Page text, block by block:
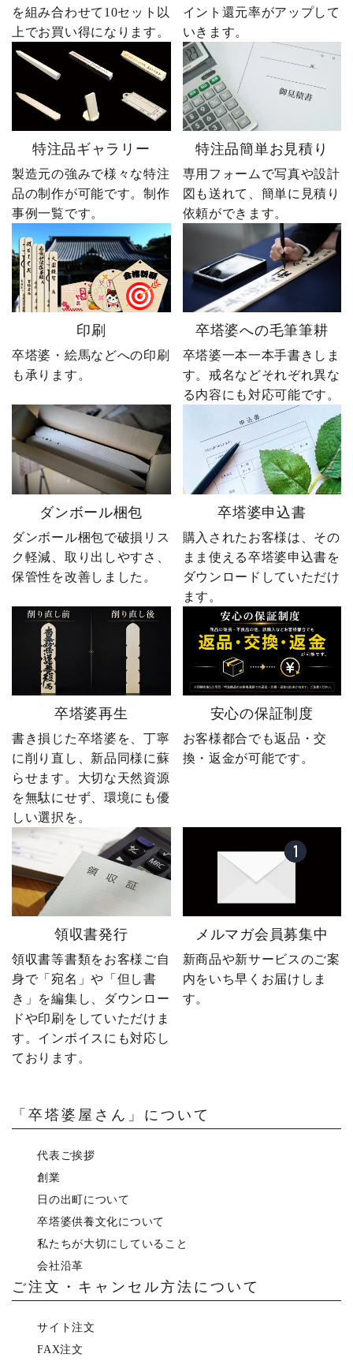
を組み合わせて10セット以
上でお買い得になります。
イント還元率がアップして
いきます。
特注品ギャラリー
製造元の強みで様々な特注
品の制作が可能です。制作
事例一覧です。
特注品簡単お見積り
専用フォームで写真や設計
図も送れて、簡単に見積り
依頼ができます。
印刷
卒塔婆・絵馬などへの印刷
も承ります。
卒塔婆への毛筆筆耕
卒塔婆一本一本手書きしま
す。戒名などそれぞれ異な
る内容にも対応可能です。
ダンボール梱包
ダンボール梱包で破損リス
ク軽減、取り出しやすさ、
保管性を改善しました。
卒塔婆申込書
購入されたお客様は、その
まま使える卒塔婆申込書を
ダウンロードしていただけ
ます。
卒塔婆再生
書き損じた卒塔婆を、丁寧
に削り直し、新品同様に蘇
らせます。大切な天然資源
を無駄にせず、環境にも優
しい選択を。
安心の保証制度
お客様都合でも返品・交
換・返金が可能です。
領収書発行
領収書等書類をお客様ご自
身で「宛名」や「但し書
き」を編集し、ダウンロー
ドや印刷をしていただけま
す。インボイスにも対応し
ております。
メルマガ会員募集中
新商品や新サービスのご案
内をいち早くお届けしま
す。
「卒塔婆屋さん」について
代表ご挨拶
創業
日の出町について
卒塔婆供養文化について
私たちが大切にしていること
会社沿革
ご注文・キャンセル方法について
サイト注文
FAX注文